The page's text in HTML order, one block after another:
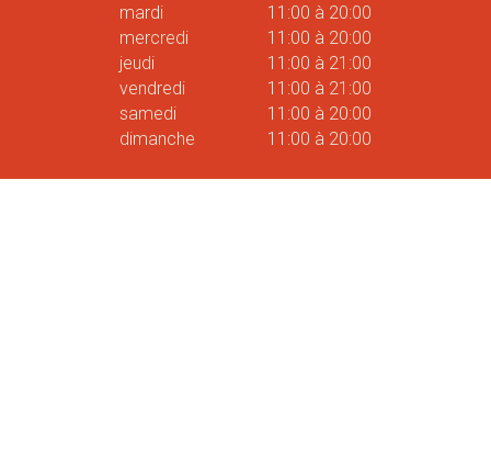
mardi
11:00 à 20:00
mercredi
11:00 à 20:00
jeudi
11:00 à 21:00
vendredi
11:00 à 21:00
samedi
11:00 à 20:00
dimanche
11:00 à 20:00